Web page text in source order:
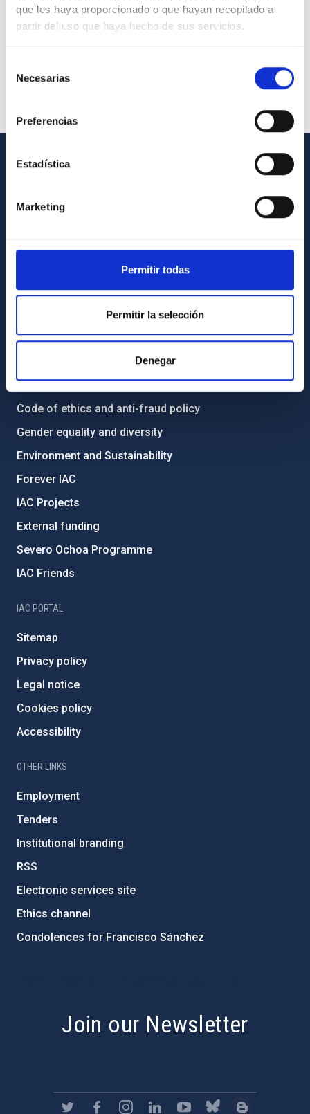
que les haya proporcionado o que hayan recopilado a
partir del uso que haya hecho de sus servicios.
Necesarias
Preferencias
Estadística
Marketing
Permitir todas
Permitir la selección
Denegar
Contact
List of personnel
General register
ABOUT THE IAC
Transparency
Code of ethics and anti-fraud policy
Gender equality and diversity
Environment and Sustainability
Forever IAC
IAC Projects
External funding
Severo Ochoa Programme
IAC Friends
IAC PORTAL
Sitemap
Privacy policy
Legal notice
Cookies policy
Accessibility
OTHER LINKS
Employment
Tenders
Institutional branding
RSS
Electronic services site
Ethics channel
Condolences for Francisco Sánchez
Join our Newsletter